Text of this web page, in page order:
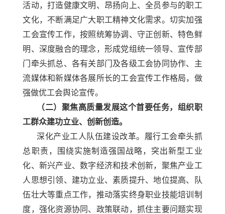
活动，打造健康文明、昂扬向上、全员参与的职工
文化，不断满足广大职工精神文化需求。切实加强
工会宣传工作，按照统筹协调、守正创新、特色鲜
明、深度融合的理念，形成党组统一领导、宣传部
门牵头抓总、各有关部门及各级工会协同协作、主
流媒体和新媒体各展所长的工会宣传工作格局，做
强做优工会舆论宣传。
（二）聚焦高质量发展这个首要任务，组织职
工群众建功立业、创新创造。
深化产业工人队伍建设改革。履行工会牵头抓
总职责，围绕实施制造强国战略，突出新型工业
化、新兴产业、数字经济和技术创新，聚焦产业工
人思想引领、建功立业、素质提升、地位提高、队
伍壮大等重点工作，推动落实终身职业技能培训制
度，强化资源协同、政策联动，抓住主要问题实现